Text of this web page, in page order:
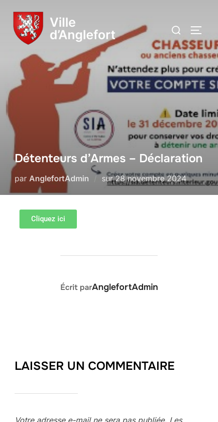
Détenteurs d’Armes – Déclaration
par AnglefortAdmin sur28 novembre 2024
Cliquez ici
AUTEUR DE LA PUBLICATION
Écrit parAnglefortAdmin
LAISSER UN COMMENTAIRE
Votre adresse e-mail ne sera pas publiée. Les